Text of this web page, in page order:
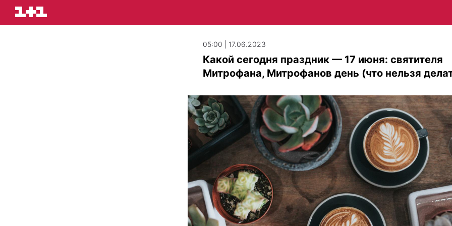
05:00 | 17.06.2023
Какой сегодня праздник — 17 июня: святителя
Митрофана, Митрофанов день (что нельзя